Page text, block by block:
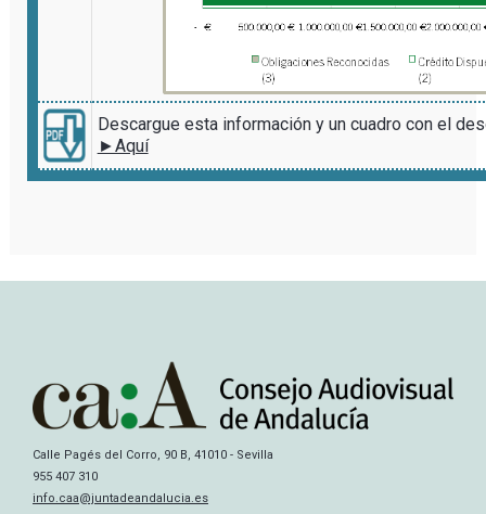
Descargue esta información y un cuadro con el
►Aquí
Calle Pagés del Corro, 90 B, 41010 - Sevilla
955 407 310
info.caa@juntadeandalucia.es